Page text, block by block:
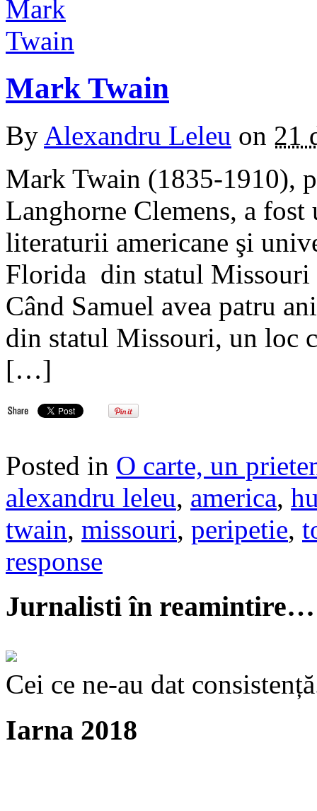
Mark Twain
By Alexandru Leleu on 21
Mark Twain (1835-1910),
Langhorne Clemens, a
literaturii americane şi
Florida din statul
Când Samuel avea patru
din statul Missouri, un loc
[…]
Posted in O carte, un
alexandru leleu, america,
twain, missouri, peripetie,
response
Jurnalisti în reamintire…
Cei ce ne-au dat
Iarna 2018